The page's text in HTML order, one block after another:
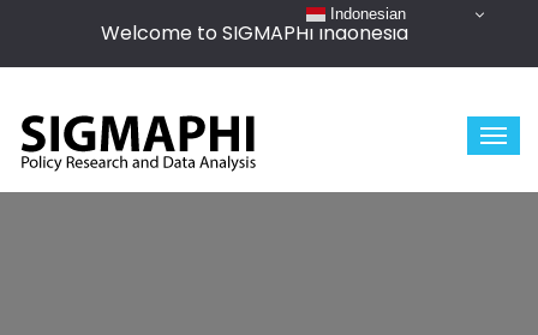
Welcome to SIGMAPHI Indonesia
Indonesian